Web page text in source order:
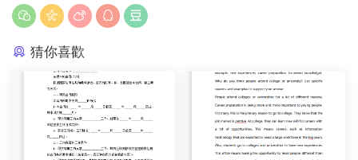
猜你喜歡